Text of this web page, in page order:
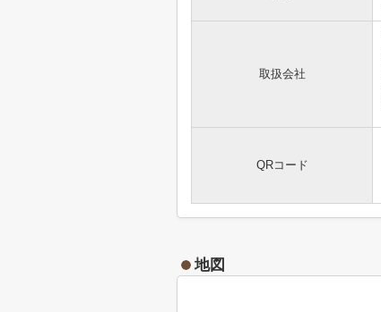
取扱会社
QRコード
地図